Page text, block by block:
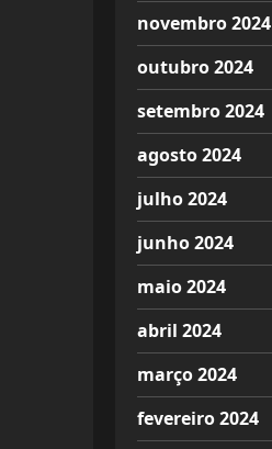
novembro 2024
outubro 2024
setembro 2024
agosto 2024
julho 2024
junho 2024
maio 2024
abril 2024
março 2024
fevereiro 2024